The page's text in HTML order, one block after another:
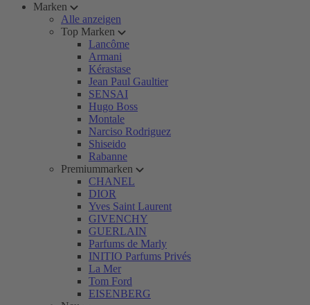
Marken
Alle anzeigen
Top Marken
Lancôme
Armani
Kérastase
Jean Paul Gaultier
SENSAI
Hugo Boss
Montale
Narciso Rodriguez
Shiseido
Rabanne
Premiummarken
CHANEL
DIOR
Yves Saint Laurent
GIVENCHY
GUERLAIN
Parfums de Marly
INITIO Parfums Privés
La Mer
Tom Ford
EISENBERG